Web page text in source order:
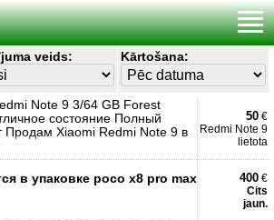
veids: Kārtošana:
Note 9 3/64 GB Forest
состояние Полный
Продам Xiaomi Redmi Note 9 в
цве
50 €
Redmi Note 9
lietota
в упаковке poco x8 pro max
400 €
Cits
jaun.